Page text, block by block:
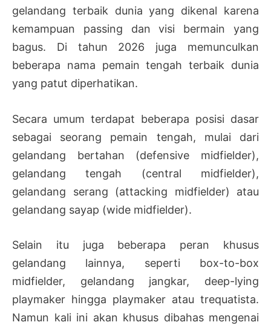
gelandang terbaik dunia yang dikenal karena
kemampuan passing dan visi bermain yang
bagus. Di tahun 2026 juga memunculkan
beberapa nama pemain tengah terbaik dunia
yang patut diperhatikan.
Secara umum terdapat beberapa posisi dasar
sebagai seorang pemain tengah, mulai dari
gelandang bertahan (defensive midfielder),
gelandang tengah (central midfielder),
gelandang serang (attacking midfielder) atau
gelandang sayap (wide midfielder).
Selain itu juga beberapa peran khusus
gelandang lainnya, seperti box-to-box
midfielder, gelandang jangkar, deep-lying
playmaker hingga playmaker atau trequatista.
Namun kali ini akan khusus dibahas mengenai